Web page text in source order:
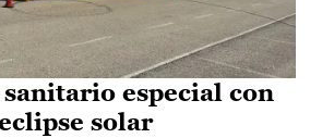
especial con
solar